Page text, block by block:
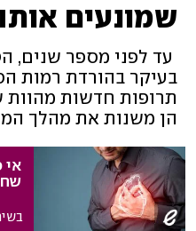
שמונעים
עד לפני מספר שנים,
בעיקר בהורדת רמות
תרופות חדשות מהוות
הן משנות את מהלך
ד"ר איתן רויטמן
בישראל ואת פריצות
אי